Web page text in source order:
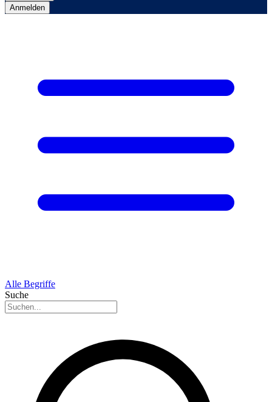
Anmelden
Alle Begriffe
Suche